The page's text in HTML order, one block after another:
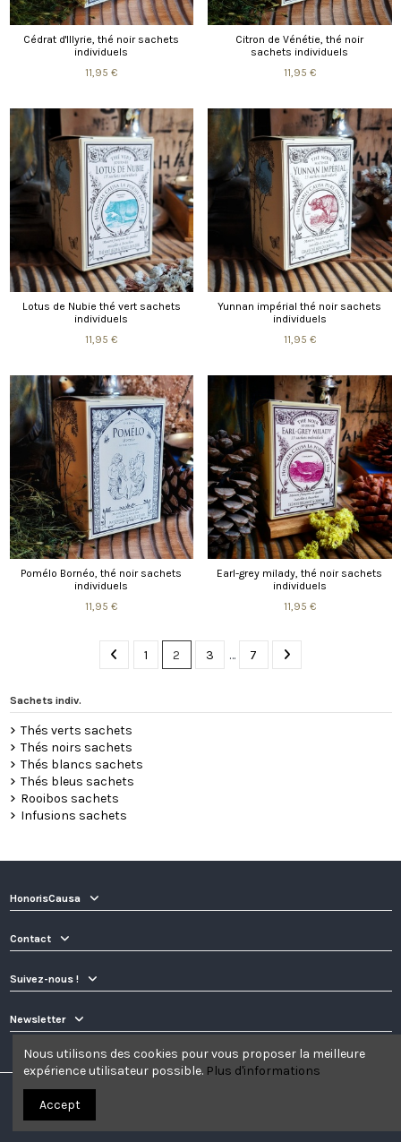
Cédrat d'Illyrie, thé noir sachets
individuels
11,95 €
Citron de Vénétie, thé noir
sachets individuels
11,95 €
Lotus de Nubie thé vert sachets
individuels
11,95 €
Yunnan impérial thé noir sachets
individuels
11,95 €
Pomélo Bornéo, thé noir sachets
individuels
11,95 €
Earl-grey milady, thé noir sachets
individuels
11,95 €
1 2 3 … 7
Sachets indiv.
Thés verts sachets
Thés noirs sachets
Thés blancs sachets
Thés bleus sachets
Rooibos sachets
Infusions sachets
HonorisCausa
Contact
Suivez-nous !
Newsletter
Nous utilisons des cookies pour vous proposer la meilleure
expérience utilisateur possible. Plus d'informations
Accept